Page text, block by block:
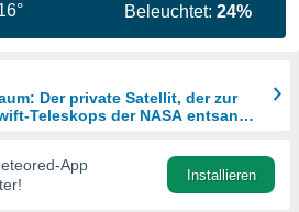
Beleuchtet:24%
Der private Satellit, der zur
Teleskops der NASA entsandt
App
Installieren